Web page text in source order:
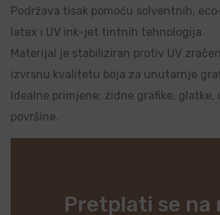
Podržava tisak pomoću solventnih,
latex i UV ink-jet tintnih tehnologija.
Materijal je stabiliziran protiv UV
izvrsnu kvalitetu boja za unutarnje
Idealne primjene: zidne grafike,
površine.
Pretplati se na